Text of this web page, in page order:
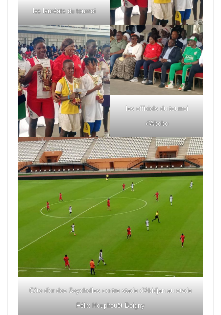
les lauréats du tournoi
les officiels du tournoi
d'Abobo
Côte d'or des Seychelles contre stade d'Abidjan au stade
Félix Houphouët Boigny